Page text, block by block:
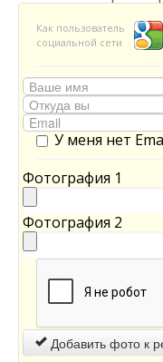
Как пользователь
социальной сети
У меня нет
Фотография 1
Фотография 2
Добавить фото к